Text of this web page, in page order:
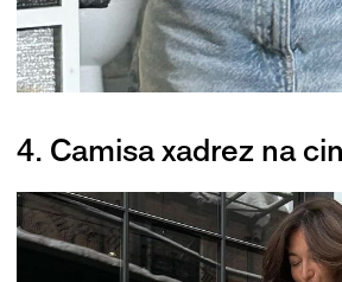
4. Camisa xadrez na